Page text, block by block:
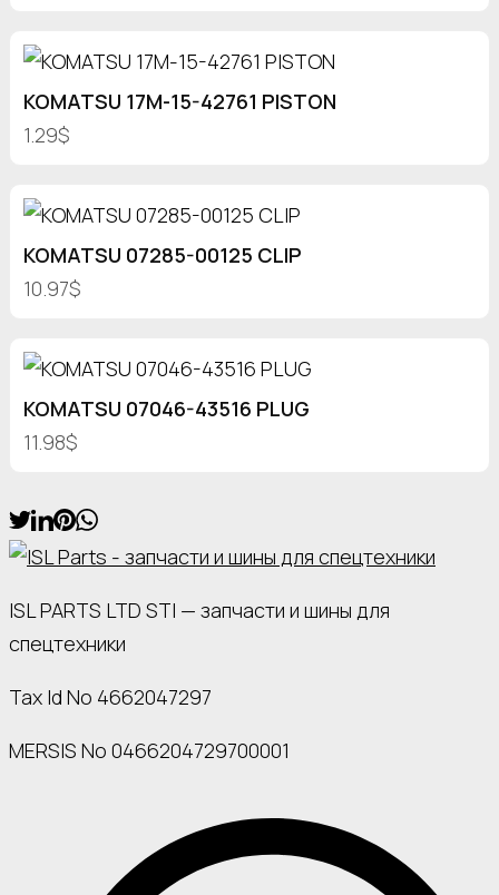
KOMATSU 17M-15-42761 PISTON
1.29$
KOMATSU 07285-00125 CLIP
10.97$
KOMATSU 07046-43516 PLUG
11.98$
ISL PARTS LTD STI — запчасти и шины для
спецтехники
Tax Id No 4662047297
MERSIS No 0466204729700001